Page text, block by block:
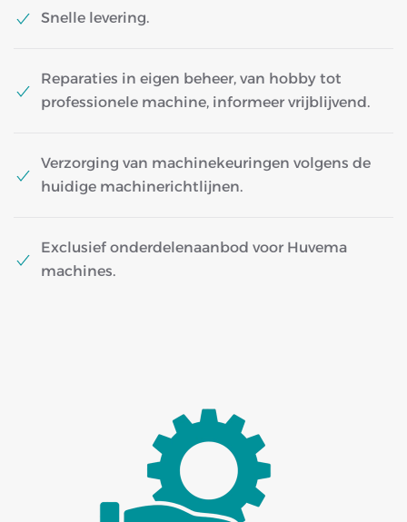
Snelle levering.
Reparaties in eigen beheer, van hobby tot
professionele machine, informeer vrijblijvend.
Verzorging van machinekeuringen volgens de
huidige machinerichtlijnen.
Exclusief onderdelenaanbod voor Huvema
machines.